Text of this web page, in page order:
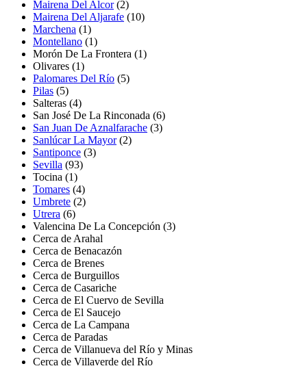
Mairena Del Alcor(2)
Mairena Del Aljarafe (10)
Marchena (1)
Montellano (1)
Morón De La Frontera (1)
Olivares (1)
Palomares Del Río (5)
Pilas (5)
Salteras (4)
San José De La Rinconada (6)
San Juan De Aznalfarache (3)
Sanlúcar La Mayor(2)
Santiponce (3)
Sevilla (93)
Tocina (1)
Tomares (4)
Umbrete (2)
Utrera (6)
Valencina De La Concepción (3)
Cerca de Arahal
Cerca de Benacazón
Cerca de Brenes
Cerca de Burguillos
Cerca de Casariche
Cerca de El Cuervo de Sevilla
Cerca de El Saucejo
Cerca de La Campana
Cerca de Paradas
Cerca de Villanueva del Río y Minas
Cerca de Villaverde del Río